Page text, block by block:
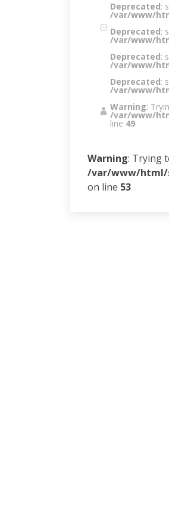
Deprecated:
/var/www/
Deprecated:
/var/www/
Deprecated:
/var/www/
Deprecated:
/var/www/
Warning:
/var/www/
line 49
Warning: Trying
/var/www/html/
on line 53